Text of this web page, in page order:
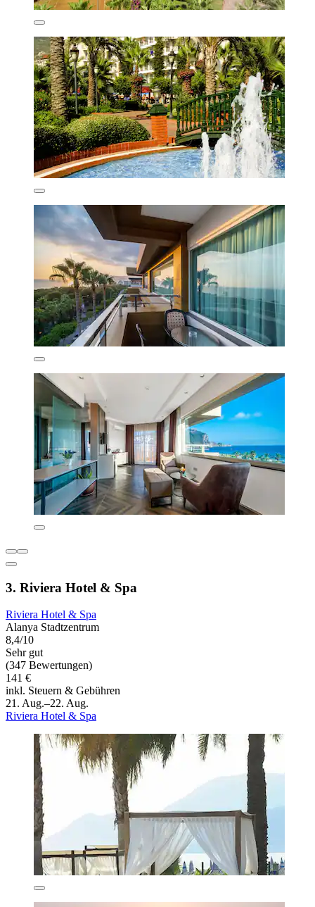
3. Riviera Hotel & Spa
Riviera Hotel & Spa
Alanya Stadtzentrum
8,4/10
Sehr gut
(347 Bewertungen)
141 €
inkl. Steuern & Gebühren
21. Aug.–22. Aug.
Riviera Hotel & Spa